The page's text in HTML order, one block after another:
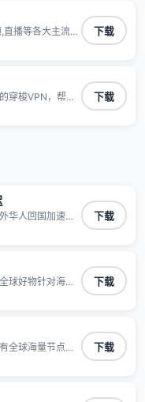
讯视频、B站、芒
、酷狗音乐、
加速回国。目前
上，一对一在线
直播等各大主流
外听歌,玩国服游
下载
穿梭VPN，帮助
地区版权限制问
网站、游戏及应
下载
华人回国加速器,
看剧?海外怎么
内节点,专业、流
下载
球好物针对海外
款高质量专属回
享国内网络:追剧
下载
全球海量节点覆
外华人和留学生
时高速稳定低延
下载